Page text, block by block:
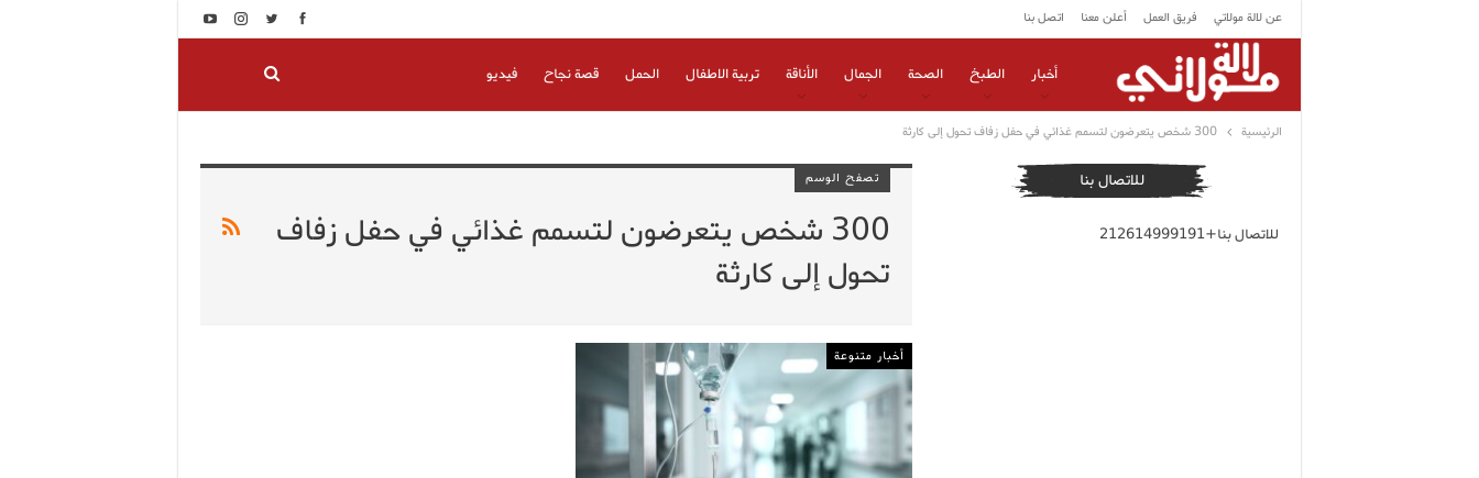
عن لالة مولاتي فريق العمل أعلن معنا اتصل بنا
أخبار الطبخ الصحة الجمال الأناقة تربية الاطفال الحمل قصة نجاح فيديو
الرئيسية 300 شخص يتعرضون لتسمم غذائي في حفل زفاف تحول إلى كارثة
تصفح الوسم
300 شخص يتعرضون لتسمم غذائي في حفل زفاف
تحول إلى كارثة
أخبار متنوعة
للاتصال بنا
للاتصال بنا+212614999191